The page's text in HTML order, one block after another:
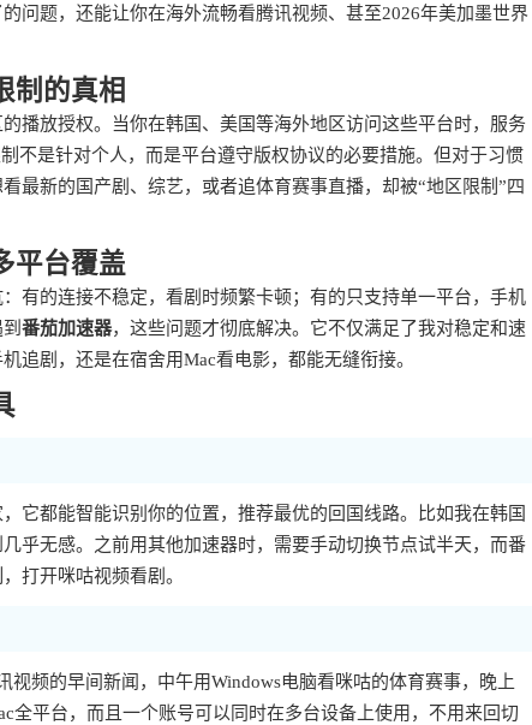
问题，还能让你在海外流畅看腾讯视频、甚至2026年美加墨世界
制的真相
播放授权。当你在韩国、美国等海外地区访问这些平台时，服务
不是针对个人，而是平台遵守版权协议的必要措施。但对于习惯
新的国产剧、综艺，或者追体育赛事直播，却被“地区限制”四
平台覆盖
有的连接不稳定，看剧时频繁卡顿；有的只支持单一平台，手机
番茄加速器，这些问题才彻底解决。它不仅满足了我对稳定和速
追剧，还是在宿舍用Mac看电影，都能无缝衔接。
它都能智能识别你的位置，推荐最优的回国线路。比如我在韩国
乎无感。之前用其他加速器时，需要手动切换节点试半天，而番
打开咪咕视频看剧。
频的早间新闻，中午用Windows电脑看咪咕的体育赛事，晚上
全平台，而且一个账号可以同时在多台设备上使用，不用来回切